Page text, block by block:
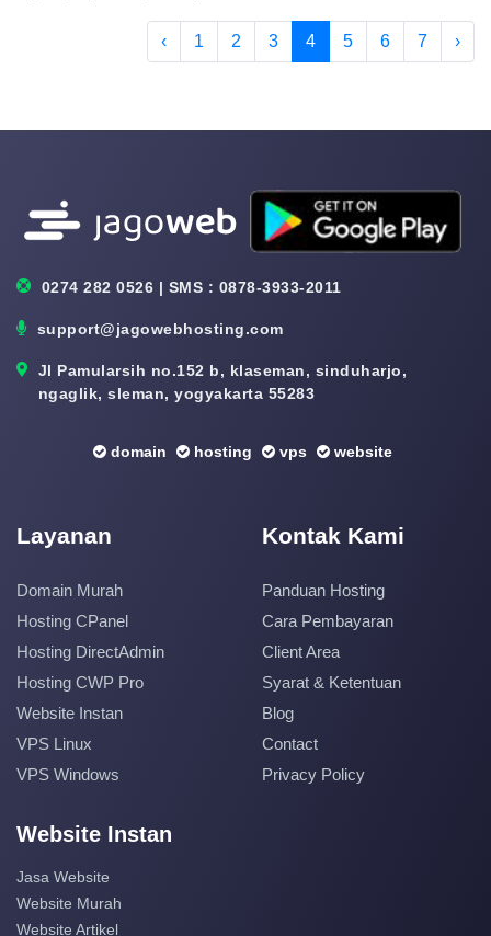
‹ 1 2 3 4 5 6 7 ›
0274 282 0526 | SMS : 0878-3933-2011
support@jagowebhosting.com
Jl Pamularsih no.152 b, klaseman, sinduharjo,
ngaglik, sleman, yogyakarta 55283
domain hosting vps website
Layanan
Domain Murah
Hosting CPanel
Hosting DirectAdmin
Hosting CWP Pro
Website Instan
VPS Linux
VPS Windows
Kontak Kami
Panduan Hosting
Cara Pembayaran
Client Area
Syarat & Ketentuan
Blog
Contact
Privacy Policy
Website Instan
Jasa Website
Website Murah
Website Artikel